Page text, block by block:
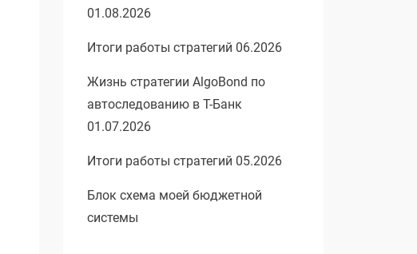
01.08.2026
Итоги работы стратегий 06.2026
Жизнь стратегии AlgoBond по
автоследованию в Т-Банк
01.07.2026
Итоги работы стратегий 05.2026
Блок схема моей бюджетной
системы